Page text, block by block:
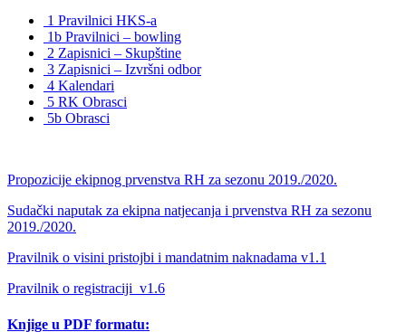
1 Pravilnici HKS-a
1b Pravilnici – bowling
2 Zapisnici – Skupštine
3 Zapisnici – Izvršni odbor
4 Kalendari
5 RK Obrasci
5b Obrasci
Propozicije ekipnog prvenstva RH za sezonu 2019./2020.
Sudački naputak za ekipna natjecanja i prvenstva RH za sezonu
2019./2020.
Pravilnik o visini pristojbi i mandatnim naknadama v1.1
Pravilnik o registraciji_v1.6
Knjige u PDF formatu: